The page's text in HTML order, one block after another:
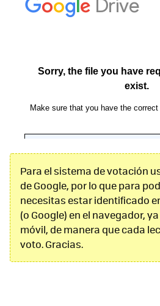
Para el sistema de votación
de Google, por lo que para
necesitas estar identificado
(o Google) en el navegador,
móvil, de manera que cada
voto. Gracias.